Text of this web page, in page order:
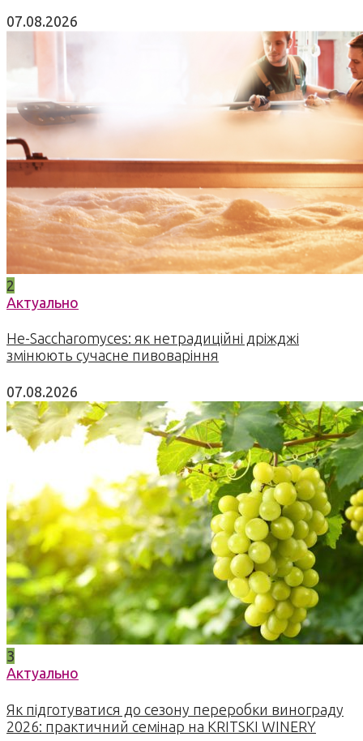
07.08.2026
2
Актуально
Не-Saccharomyces: як нетрадиційні дріжджі
змінюють сучасне пивоваріння
07.08.2026
3
Актуально
Як підготуватися до сезону переробки винограду
2026: практичний семінар на KRITSKI WINERY